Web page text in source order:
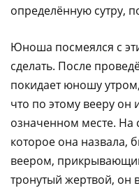
определённую сутру,
Юноша посмеялся с
сделать. После
покидает юношу
что по этому вееру он
означенном месте. На
которое она назвала,
веером,
тронутый жертвой, он